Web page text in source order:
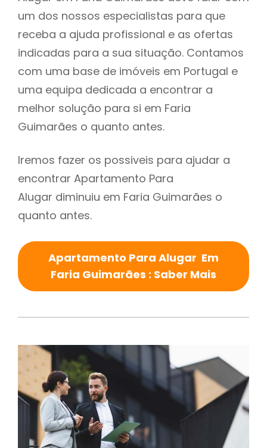
um dos nossos especialistas para que
receba a ajuda profissional e as ofertas
indicadas para a sua situação. Contamos
com uma base de imóveis em Portugal e
uma equipa dedicada a encontrar a
melhor solução para si em Faria
Guimarães o quanto antes.
Iremos fazer os possiveis para ajudar a
encontrar Apartamento Para
Alugar diminuiu em Faria Guimarães o
quanto antes.
Apartamento Para Alugar Em
Faria Guimarães : Saber Mais